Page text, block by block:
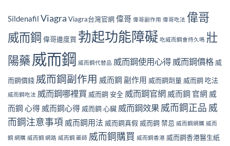
Sildenafil Viagra Viagra台灣官網偉哥 偉哥副作用 偉哥吃法 偉哥
威而鋼 偉哥邊度買 勃起功能障礙 吃威而鋼會持久嗎 壯
陽藥 威而鋼 威而鋼代替品 威而鋼使用心得 威而鋼價格 威
而鋼價錢 威而鋼副作用 威而鋼 副作用 威而鋼劑量 威而鋼 吃法
威而鋼吃法 威而鋼哪裡買 威而鋼 安全 威而鋼官網 威而鋼 官網 威
而鋼 心得 威而鋼心得 威而鋼 心臟 威而鋼效果 威而鋼正品 威
而鋼注意事項 威而鋼用法 威而鋼真假 威而鋼 禁忌 威而鋼網購 威而
鋼 網購 威而鋼 網路 威而鋼 藥師 威而鋼購買 威而鋼香港 威而鋼香港醫生紙